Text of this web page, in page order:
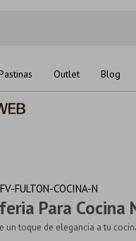
Outlet Blog
Para
FV-FULTON-COCINA-N
un toque de elegancia a tu